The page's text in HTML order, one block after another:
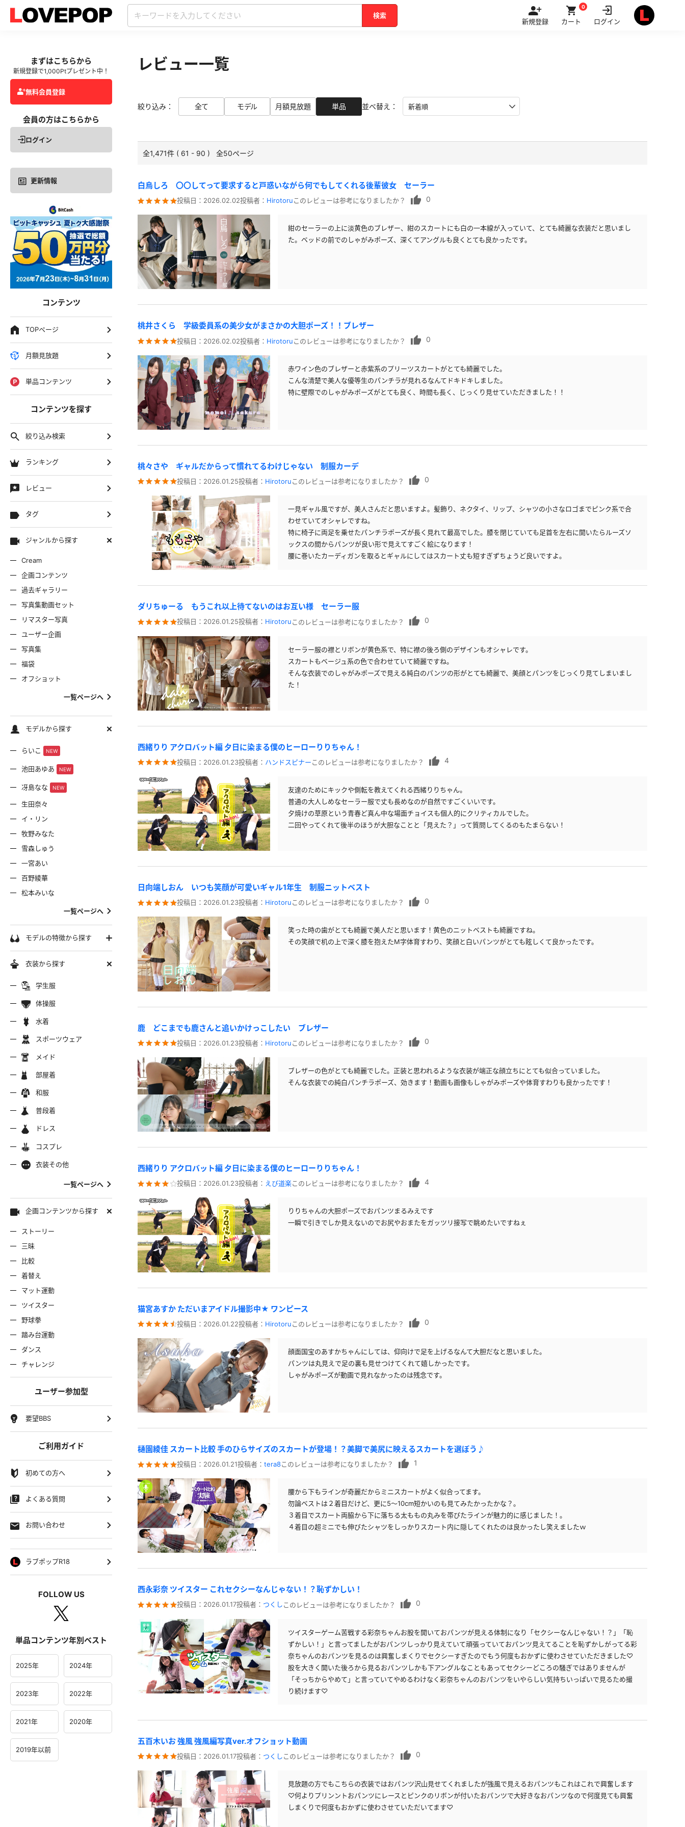
検索
新規登録 カート
0
ログイン
ラー夏服 セーラー冬服
ジャージ 制服ニットベスト
ベスト 制服ポロシャツ 制服吊りスカート
ワンピース 制服コスプレ
服
ミズ ビキニ
リーダー マーチングバンド
タード ジャージ
リー
ミソール Tシャツ
袴
デニムスカート ワンピース
ディングドレス わんぱくスタイル アイドル風
ウィン サバゲー
エプロン
タオル コート
ディガン ニットベスト
まずはこちらから
新規登録で1,000Ptプレゼント中！
無料会員登録
会員の方はこちらから
ログイン
更新情報
コンテンツ
TOPページ
月額見放題
単品コンテンツ
コンテンツを探す
絞り込み検索
ランキング
レビュー
タグ
ジャンルから探す
Cream
企画コンテンツ
過去ギャラリー
写真集動画セット
リマスター写真
ユーザー企画
写真集
福袋
オフショット
一覧ページへ
モデルから探す
らいこ NEW
池田あゆあ NEW
冴島なな NEW
生田奈々
イ・リン
牧野みなた
雪森しゅう
一宮あい
百野綾華
松本みいな
一覧ページへ
モデルの特徴から探す
スレンダー
ムチムチ
ミニマム
色白
美脚
美尻
ちっぱい
衣装から探す
学生服
学生服 セーラー夏服 セーラー中間服 セーラー冬服
セーラー服 セーラーブレザー
制服シャツ 制服ジャージ
制服ジャンパースカート 制服ワンピース 透けセーラー
制服Tシャツ
体操服
水着
マイクロビキニ
スポーツウェア スポーツウェア
陸上 レオタード スパッツ ジャージ
メイド
メイド ガーリー ふりふり衣装
部屋着
部屋着 キャミソール 彼シャツ Tシャツ
和服
浴衣 巫女
普段着 普段着 私服
ドレス
コスプレ
バニーガール ハロウィン クリスマス
衣装その他
ナース 下着 ミニスカ エプロン
セーター カーディガン パーカー
一覧ページへ
企画コンテンツから探す
ストーリー
三昧
比較
着替え
マット運動
ツイスター
野球拳
踏み台運動
ダンス
チャレンジ
ユーザー参加型
要望BBS
ご利用ガイド
初めての方へ
よくある質問
お問い合わせ
ラブポップR18
FOLLOW US
単品コンテンツ年別ベスト
2025年 2024年
2023年 2022年
2021年 2020年
2019年以前
レビュー一覧
絞り込み： 全て モデル 月額見放題 単品 並べ替え：
全1,471件 ( 61 - 90 ) 全50ページ
白烏しろ 〇〇してって要求すると戸惑いながら何でもしてくれる後輩彼女 セーラー
投稿日： 2026.02.02投稿者： Hirotoruこのレビューは参考になりましたか？ 0
紺のセーラーの上に淡黄色のブレザー、紺のスカートにも白の一本線が入っていて、とても綺麗な衣装だと思いまし
た。ベッドの前でのしゃがみポーズ、深くてアングルも良くとても良かったです。
桃井さくら 学級委員系の美少女がまさかの大胆ポーズ！！ブレザー
投稿日： 2026.02.02投稿者： Hirotoruこのレビューは参考になりましたか？ 0
赤ワイン色のブレザーと赤紫系のプリーツスカートがとても綺麗でした。
こんな清楚で美人な優等生のパンチラが見れるなんてドキドキしました。
特に壁際でのしゃがみポーズがとても良く、時間も長く、じっくり見せていただきました！！
桃々さや ギャルだからって慣れてるわけじゃない 制服カーデ
投稿日： 2026.01.25投稿者： Hirotoruこのレビューは参考になりましたか？ 0
一見ギャル風ですが、美人さんだと思いますよ。髪飾り、ネクタイ、リップ、シャツの小さなロゴまでピンク系で合
わせていてオシャレですね。
特に椅子に両足を乗せたパンチラポーズが長く見れて最高でした。膝を閉じていても足首を左右に開いたらルーズソ
ックスの間からパンツが良い形で見えてすごく絵になります！
腰に巻いたカーディガンを取るとギャルにしてはスカート丈も短すぎずちょうど良いですよ。
ダリちゅーる もうこれ以上待てないのはお互い様 セーラー服
投稿日： 2026.01.25投稿者： Hirotoruこのレビューは参考になりましたか？ 0
セーラー服の襟とリボンが黄色系で、特に襟の後ろ側のデザインもオシャレです。
スカートもベージュ系の色で合わせていて綺麗ですね。
そんな衣装でのしゃがみポーズで見える純白のパンツの形がとても綺麗で、美顔とパンツをじっくり見てしまいまし
た！
西緒りり アクロバット編 夕日に染まる僕のヒーローりりちゃん！
投稿日： 2026.01.23投稿者： ハンドスピナーこのレビューは参考になりましたか？ 4
友達のためにキックや側転を教えてくれる西緒りりちゃん。
普通の大人しめなセーラー服で丈も長めなのが自然ですごくいいです。
夕焼けの草原という青春ど真ん中な場面チョイスも個人的にクリティカルでした。
二回やってくれて後半のほうが大胆なことと「見えた？」って質問してくるのもたまらない！
日向端しおん いつも笑顔が可愛いギャル1年生 制服ニットベスト
投稿日： 2026.01.23投稿者： Hirotoruこのレビューは参考になりましたか？ 0
笑った時の歯がとても綺麗で美人だと思います！黄色のニットベストも綺麗ですね。
その笑顔で机の上で深く膝を抱えたM字体育すわり、笑顔と白いパンツがとても眩しくて良かったです。
鹿 どこまでも鹿さんと追いかけっこしたい ブレザー
投稿日： 2026.01.23投稿者： Hirotoruこのレビューは参考になりましたか？ 0
ブレザーの色がとても綺麗でした。正装と思われるような衣装が端正な顔立ちにとても似合っていました。
そんな衣装での純白パンチラポーズ、効きます！動画も画像もしゃがみポーズや体育すわりも良かったです！
西緒りり アクロバット編 夕日に染まる僕のヒーローりりちゃん！
投稿日： 2026.01.23投稿者： えび道楽このレビューは参考になりましたか？ 4
りりちゃんの大胆ポーズでおパンツまるみえです
一瞬で引きでしか見えないのでお尻やおまたをガッツリ接写で眺めたいですねぇ
猫宮あすか ただいまアイドル撮影中★ ワンピース
投稿日： 2026.01.22投稿者： Hirotoruこのレビューは参考になりましたか？ 0
顔面国宝のあすかちゃんにしては、仰向けで足を上げるなんて大胆だなと思いました。
パンツは丸見えで足の裏も見せつけてくれて嬉しかったです。
しゃがみポーズが動画で見れなかったのは残念です。
樋園綾佳 スカート比較 手のひらサイズのスカートが登場！？美脚で美尻に映えるスカートを選ぼう♪
投稿日： 2026.01.21投稿者： tera8このレビューは参考になりましたか？ 1
腰から下もラインが奇麗だからミニスカートがよく似合ってます。
勿論ベストは２着目だけど、更に5～10cm短かいのも見てみたかったかな？。
３着目でスカート両脇から下に落ちる太ももの丸みを帯びたラインが魅力的に感じました！。
４着目の超ミニでも伸びたシャツをしっかりスカート内に隠してくれたのは良かったし笑えましたｗ
西永彩奈 ツイスター これセクシーなんじゃない！？恥ずかしい！
投稿日： 2026.01.17投稿者： つくしこのレビューは参考になりましたか？ 0
ツイスターゲーム苦戦する彩奈ちゃんお股を開いておパンツが見える体制になり「セクシーなんじゃない！？」「恥
ずかしい！」と言ってましたがおパンツしっかり見えていて頑張っていておパンツ見えてることを恥ずかしがってる彩
奈ちゃんのおパンツを見るのは興奮しまくりでセクシーすぎたのでもう何度もおかずに使わさせていただきました♡
股を大きく開いた後ろから見るおパンツしかも下アングルなこともあってセクシーどころの騒ぎではありませんが
「そっちからやめて」と言っていてやめるわけなく彩奈ちゃんのおパンツをいやらしい気持ちいっぱいで見るため撮
り続けます♡
五百木いお 強風 強風編写真ver.オフショット動画
投稿日： 2026.01.17投稿者： つくしこのレビューは参考になりましたか？ 0
見放題の方でもこちらの衣装ではおパンツ沢山見せてくれましたが強風で見えるおパンツもこれはこれで興奮します
♡何よりプリンントおパンツにレースとピンクのリボンが付いたおパンツで大好きなおパンツなので何度見ても興奮
しまくりで何度もおかずに使わさせていただいてます♡